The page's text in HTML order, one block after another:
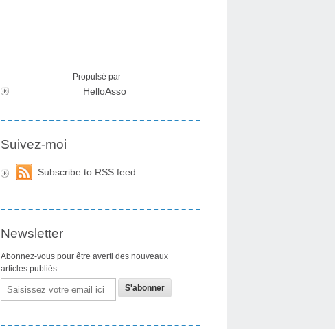
Propulsé par
HelloAsso
Suivez-moi
Subscribe to RSS feed
Newsletter
Abonnez-vous pour être averti des nouveaux
articles publiés.
Email